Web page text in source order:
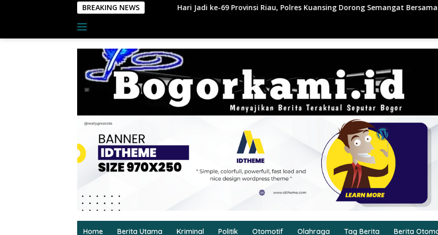
BREAKING NEWS
Hari Jadi ke-69 Provinsi Riau, Polres Kuansing Dorong Semangat Bersama Jaga Lingkungan dan
Home Berita Utama Kriminal Politik Otomotif Olahraga Tag Berita Berita